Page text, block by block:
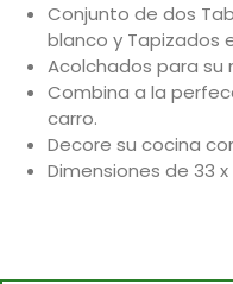
Conjunto de dos
blanco y Tapizados
Acolchados para su
Combina a la
carro.
Decore su cocina
Dimensiones de 33